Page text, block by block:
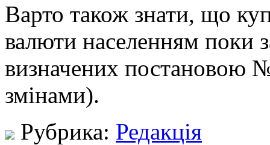
Варто також знати, що
валюти населенням поки
визначених постановою
змінами).
Рубрика: Редакція